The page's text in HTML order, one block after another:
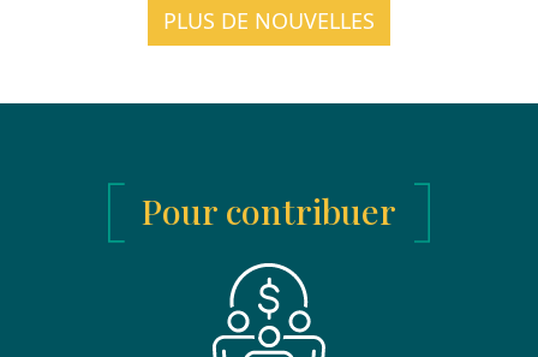
PLUS DE NOUVELLES
Pour contribuer